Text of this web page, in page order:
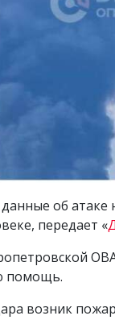
об атаке
передает «
помощь.
возник